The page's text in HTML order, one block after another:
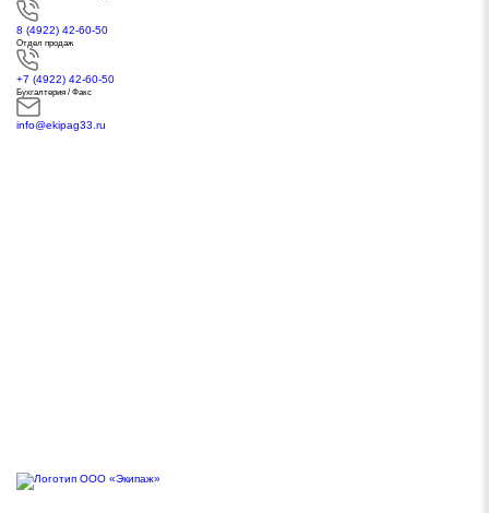
8 (4922) 42-60-50
Отдел продаж
+7 (4922) 42-60-50
Бухгалтерия / Факс
info@ekipag33.ru